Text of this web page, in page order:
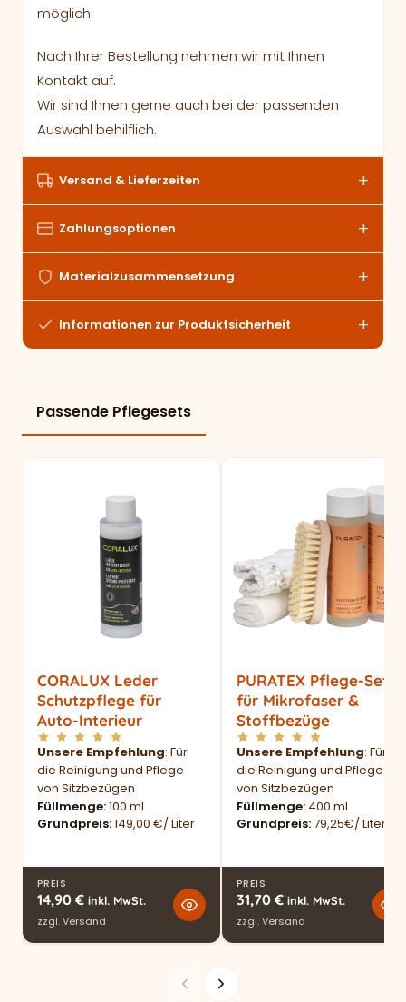
möglich
Nach Ihrer Bestellung nehmen wir mit Ihnen
Kontakt auf.
Wir sind Ihnen gerne auch bei der passenden
Auswahl behilflich.
Versand & Lieferzeiten
Zahlungsoptionen
Materialzusammensetzung
Informationen zur Produktsicherheit
Passende Pflegesets
CORALUX Leder
Schutzpflege für
Auto-Interieur
Unsere Empfehlung: Für
die Reinigung und Pflege
von Sitzbezügen
Füllmenge 100 ml
Grundpreis 149,00 €/ Liter
PREIS
14,90 € inkl. MwSt.
zzgl.Versand
PURATEX Pflege-Set
für Mikrofaser &
Stoffbezüge
Unsere Empfehlung: Für
die Reinigung und Pflege
von Sitzbezügen
Füllmenge 400 ml
Grundpreis 79,25€/ Liter
PREIS
31,70 € inkl. MwSt.
zzgl.Versand